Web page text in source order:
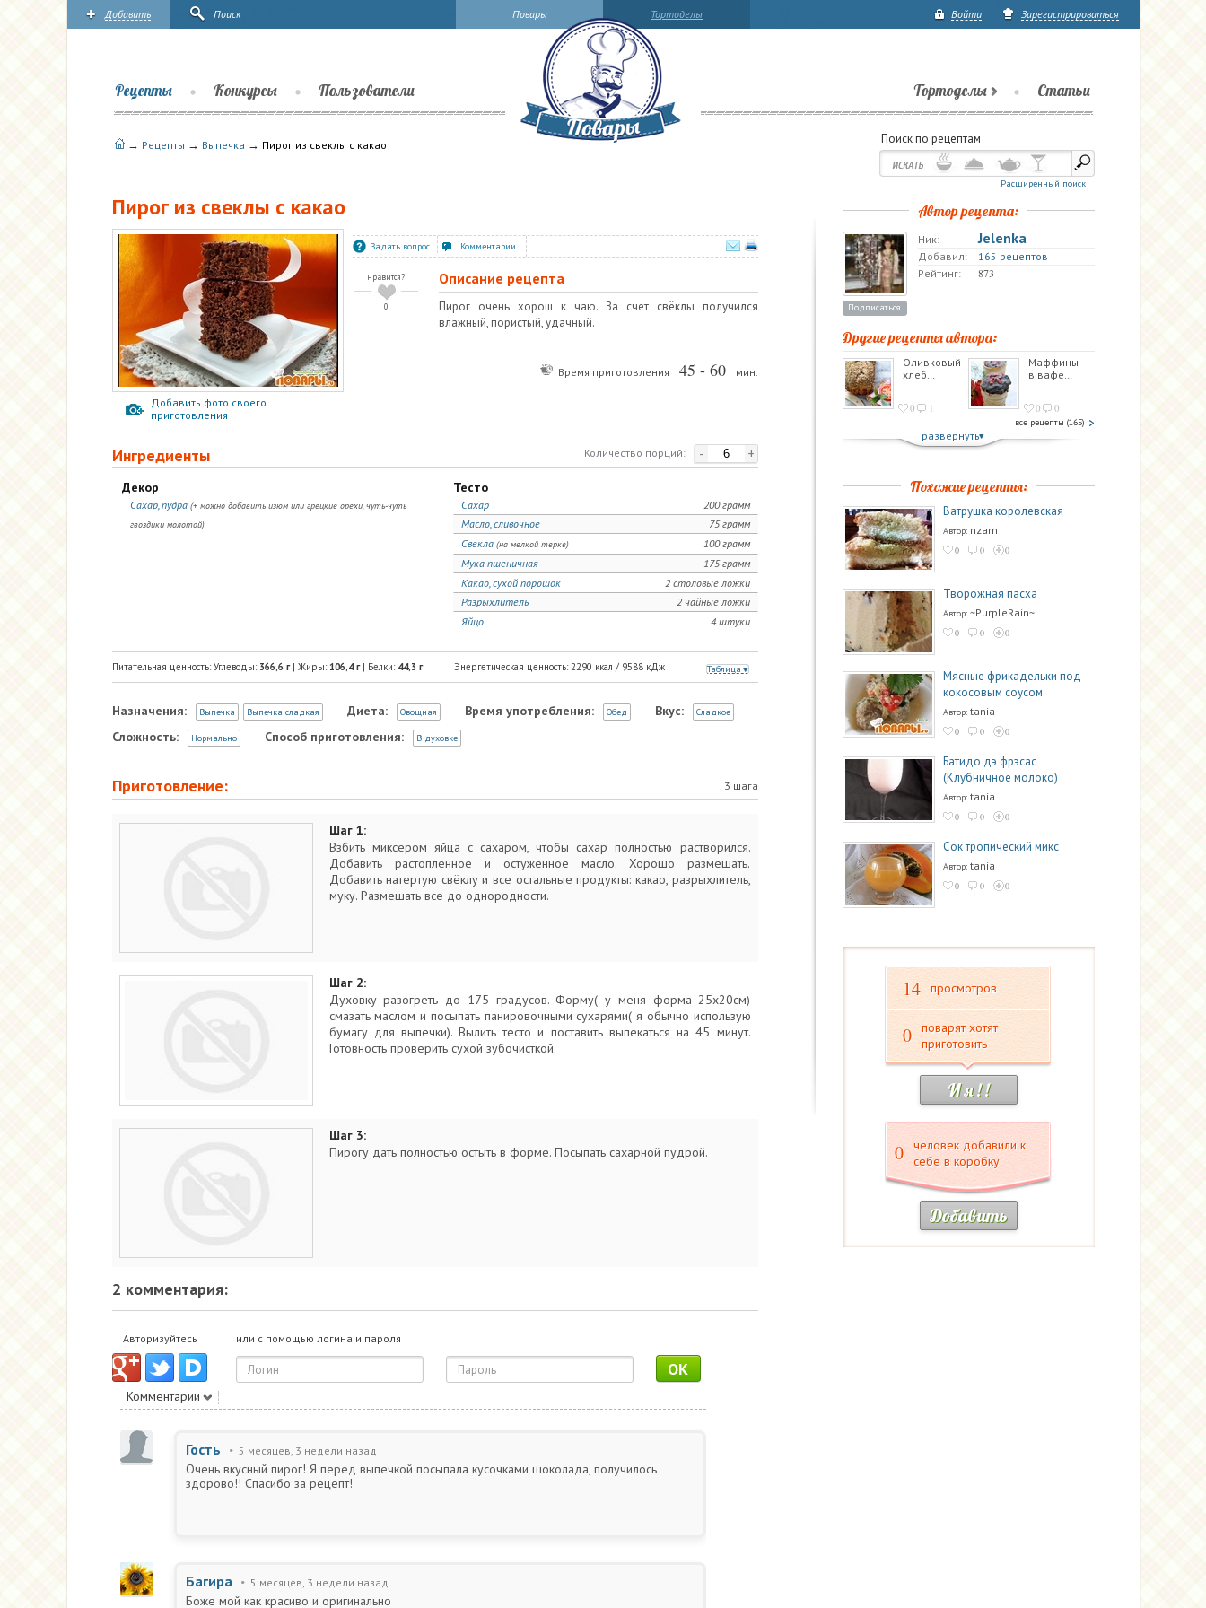
Тортоделы
Повары Войти Зарегистрироваться
Добавить Поиск
Тортоделы Статьи
Рецепты Конкурсы Пользователи
→ Рецепты → Выпечка → Пирог из свеклы с какао Поиск по рецептам
Расширенный поиск
Пирог из свеклы с какао
Добавить фото своего
приготовления
Задать вопрос Комментарии
нравится?
0
Описание рецепта
Пирог очень хорош к чаю. За счет свёклы получился
влажный, пористый, удачный.
Время приготовления 45 - 60 мин.
- +
Количество порций:
Ингредиенты
Декор
Сахар, пудра(+ можно добавить изюм или грецкие орехи, чуть-чуть
гвоздики молотой)
Тесто
200 грамм
Сахар
75 грамм
Масло, сливочное
100 грамм
Свекла(на мелкой терке)
175 грамм
Мука пшеничная
2 столовые ложки
Какао, сухой порошок
2 чайные ложки
Разрыхлитель
4 штуки
Яйцо
Таблица
Энергетическая ценность: 2290 ккал / 9588кДж
Питательная ценность: Углеводы: 366,6 г| Жиры: 106,4г| Белки: 44,3 г
Назначения: Выпечка Выпечка сладкая Диета: Овощная Время употребления: Обед Вкус: Сладкое
Сложность: Нормально Способ приготовления: В духовке
Приготовление: 3 шага
Шаг 1:
Взбить миксером яйца с сахаром, чтобы сахар полностью растворился.
Добавить растопленное и остуженное масло. Хорошо размешать.
Добавить натертую свёклу и все остальные продукты: какао, разрыхлитель,
муку. Размешать все до однородности.
Шаг 2:
Духовку разогреть до 175 градусов. Форму( у меня форма 25x20см)
смазать маслом и посыпать панировочными сухарями( я обычно использую
бумагу для выпечки). Вылить тесто и поставить выпекаться на 45 минут.
Готовность проверить сухой зубочисткой.
Шаг 3:
Пирогу дать полностью остыть в форме. Посыпать сахарной пудрой.
2 комментария:
Авторизуйтесь или с помощью логина и пароля
OK
Комментарии
Гость 5 месяцев, 3 недели назад
Очень вкусный пирог! Я перед выпечкой посыпала кусочками шоколада, получилось
здорово!! Спасибо за рецепт!
Багира 5 месяцев, 3 недели назад
Боже мой как красиво и оригинально
Автор рецепта:
Подписаться
Ник: Jelenka
Добавил:
165 рецептов
Рейтинг:
873
Другие рецепты автора:
Оливковый
хлеб…
0 1
Маффины
в вафе…
0 0
все рецепты (165)
развернуть
Похожие рецепты:
Ватрушка королевская
Автор: nzam
0 0 0
Творожная пасха
Автор: ~PurpleRain~
0 0 0
Мясные фрикадельки под
кокосовым соусом
Автор: tania
0 0 0
Батидо дэ фрэсас
(Клубничное молоко)
Автор: tania
0 0 0
Сок тропический микс
Автор: tania
0 0 0
14 просмотров
0
поварят хотят
приготовить
И я ! !
0
человек добавили к
себе в коробку
Добавить